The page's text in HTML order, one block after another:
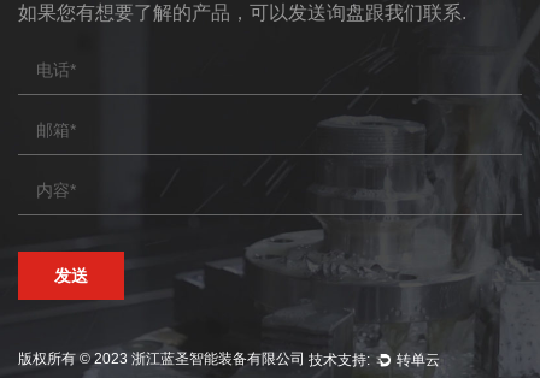
如果您有想要了解的产品，可以发送询盘跟我们联系.
版权所有 © 2023 浙江蓝圣智能装备有限公司 技术支持: 转单云